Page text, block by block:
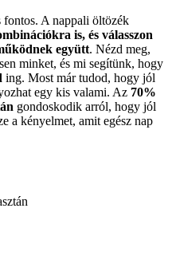
A nappali öltözék
is, és válasszon
együtt. Nézd meg,
minket, és mi segítünk, hogy
ing. Most már tudod, hogy jól
egy kis valami. Az 70%
gondoskodik arról, hogy jól
a kényelmet, amit egész nap